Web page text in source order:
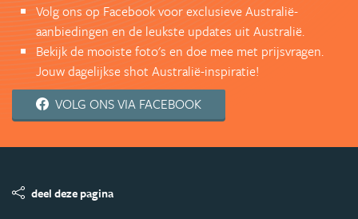
Volg ons op Facebook voor exclusieve Australië-
aanbiedingen en de leukste updates uit Australië.
Bekijk de mooiste foto's en doe mee met prijsvragen.
Jouw dagelijkse shot Australië-inspiratie!
VOLG ONS VIA FACEBOOK
deel deze pagina